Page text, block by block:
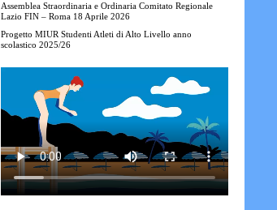
Assemblea Straordinaria e Ordinaria Comitato Regionale
Lazio FIN – Roma 18 Aprile 2026
Progetto MIUR Studenti Atleti di Alto Livello anno
scolastico 2025/26